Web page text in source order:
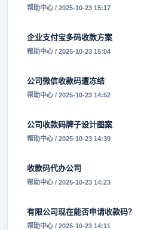
帮助中心 / 2025-10-23 15:17
企业支付宝多码收款方案
帮助中心 / 2025-10-23 15:04
公司微信收款码遭冻结
帮助中心 / 2025-10-23 14:52
公司收款码牌子设计图案
帮助中心 / 2025-10-23 14:39
收款码代办公司
帮助中心 / 2025-10-23 14:23
有限公司现在能否申请收款码？
帮助中心 / 2025-10-23 14:11